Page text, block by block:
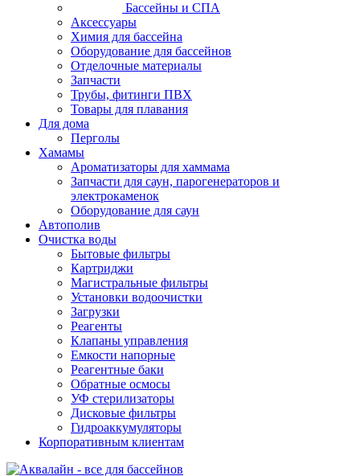
Бассейны и СПА
Аксессуары
Химия для бассейна
Оборудование для бассейнов
Отделочные материалы
Запчасти
Трубы, фитинги ПВХ
Товары для плавания
Для дома
Перголы
Хамамы
Ароматизаторы для хаммама
Запчасти для саун, парогенераторов и
электрокаменок
Оборудование для саун
Автополив
Очистка воды
Бытовые фильтры
Картриджи
Магистральные фильтры
Установки водоочистки
Загрузки
Реагенты
Клапаны управления
Емкости напорные
Реагентные баки
Обратные осмосы
УФ стерилизаторы
Дисковые фильтры
Гидроаккумуляторы
Корпоративным клиентам